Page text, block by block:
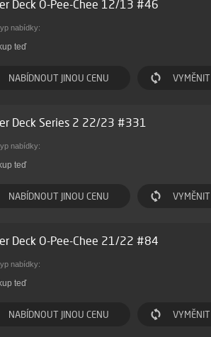
Deck O-Pee-Chee 12/13 #46
nabídky:
kup teď
NABÍDNOUT JINOU CENU VYMĚNIT
Deck Series 2 22/23 #331
nabídky:
kup teď
NABÍDNOUT JINOU CENU VYMĚNIT
Deck O-Pee-Chee 21/22 #84
nabídky:
kup teď
NABÍDNOUT JINOU CENU VYMĚNIT